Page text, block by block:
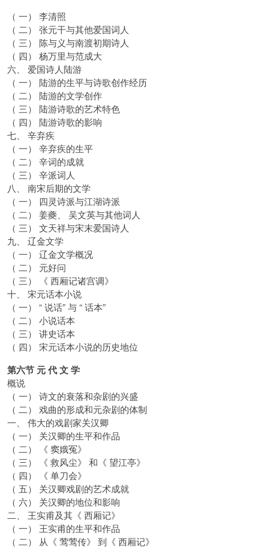
（ 一） 李清照
（ 二） 张元干与其他爱国词人
（ 三） 陈与义与南渡初期诗人
（ 四） 杨万里与范成大
六、 爱国诗人陆游
（ 一） 陆游的生平与诗歌创作经历
（ 二） 陆游的文学创作
（ 三） 陆游诗歌的艺术特色
（ 四） 陆游诗歌的影响
七、 辛弃疾
（ 一） 辛弃疾的生平
（ 二） 辛词的成就
（ 三） 辛派词人
八、 南宋后期的文学
（ 一） 四灵诗派与江湖诗派
（ 二） 姜夔、 吴文英与其他词人
（ 三） 文天祥与宋末爱国诗人
九、 辽金文学
（ 一） 辽金文学概况
（ 二） 元好问
（ 三） 《 西厢记诸宫调》
十、 宋元话本小说
（ 一） “ 说话” 与 “ 话本”
（ 二） 小说话本
（ 三） 讲史话本
（ 四） 宋元话本小说的历史地位
第六节 元 代 文 学
概说
（ 一） 诗文的衰落和杂剧的兴盛
（ 二） 戏曲的形成和元杂剧的体制
一、 伟大的戏剧家关汉卿
（ 一） 关汉卿的生平和作品
（ 二） 《 窦娥冤》
（ 三） 《 救风尘》 和《 望江亭》
（ 四） 《 单刀会》
（ 五） 关汉卿戏剧的艺术成就
（ 六） 关汉卿的地位和影响
二、 王实甫及其《 西厢记》
（ 一） 王实甫的生平和作品
（ 二） 从《 莺莺传》 到《 西厢记》